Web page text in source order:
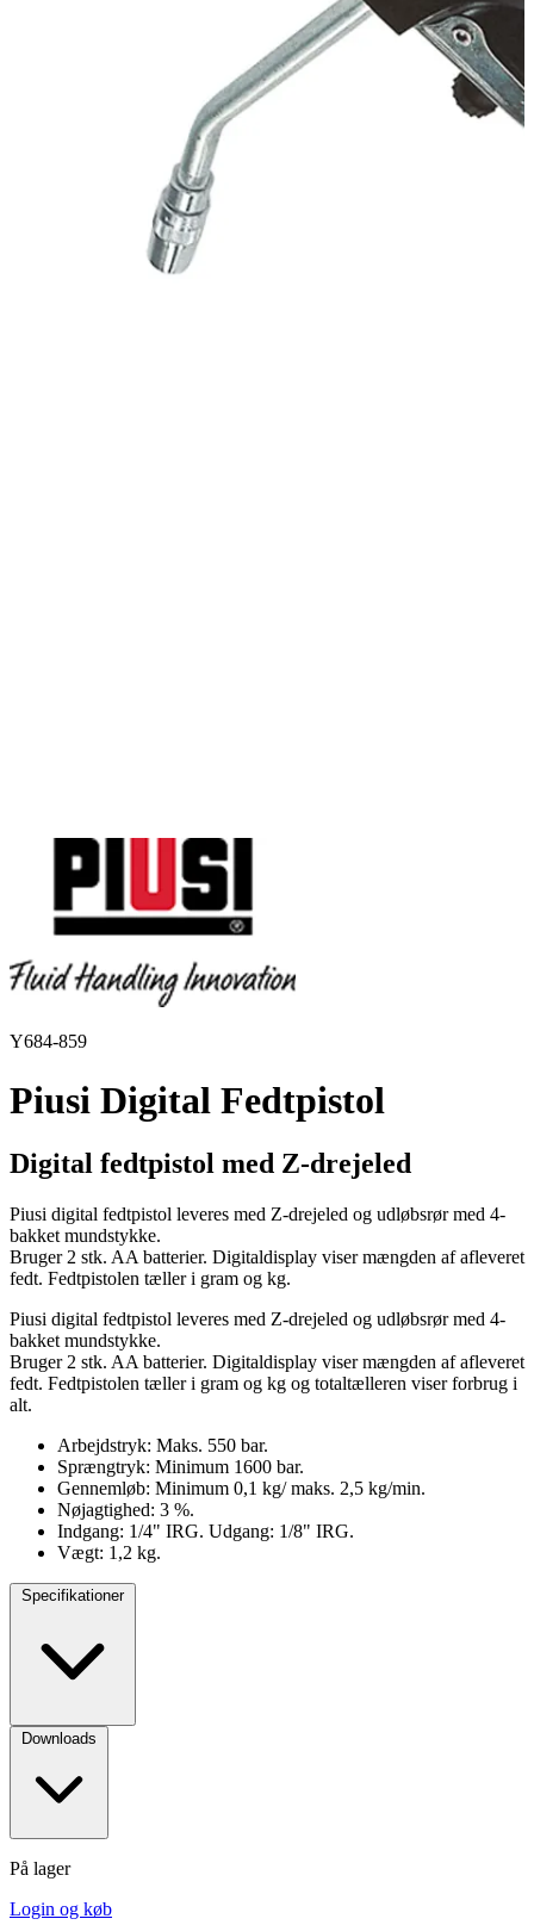
Y684-859
Piusi Digital Fedtpistol
Digital fedtpistol med Z-drejeled
Piusi digital fedtpistol leveres med Z-drejeled og udløbsrør med 4-
bakket mundstykke.
Bruger 2 stk. AA batterier. Digitaldisplay viser mængden af afleveret
fedt. Fedtpistolen tæller i gram og kg.
Piusi digital fedtpistol leveres med Z-drejeled og udløbsrør med 4-
bakket mundstykke.
Bruger 2 stk. AA batterier. Digitaldisplay viser mængden af afleveret
fedt. Fedtpistolen tæller i gram og kg og totaltælleren viser forbrug i
alt.
Arbejdstryk: Maks. 550 bar.
Sprængtryk: Minimum 1600 bar.
Gennemløb: Minimum 0,1 kg/ maks. 2,5 kg/min.
Nøjagtighed: 3 %.
Indgang: 1/4" IRG. Udgang: 1/8" IRG.
Vægt: 1,2 kg.
Specifikationer
Downloads
På lager
Login og køb